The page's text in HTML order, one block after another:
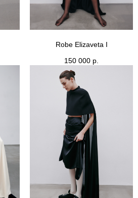
Robe Elizaveta I
150 000 р.